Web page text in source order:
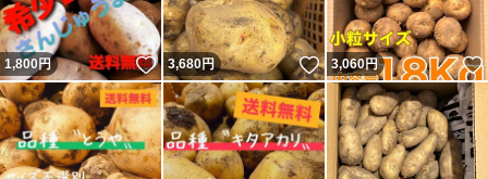
1,800 円 いいね！
3,680円 いいね！
3,060円